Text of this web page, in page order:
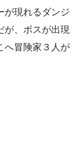
が現れるダンジ
が、ボスが出現
へ冒険家３人が